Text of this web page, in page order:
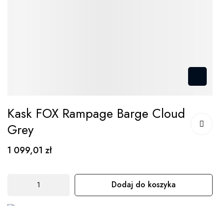
na
początek
Kask FOX Rampage Barge Cloud
Grey
1 099,01 zł
Dodaj do koszyka